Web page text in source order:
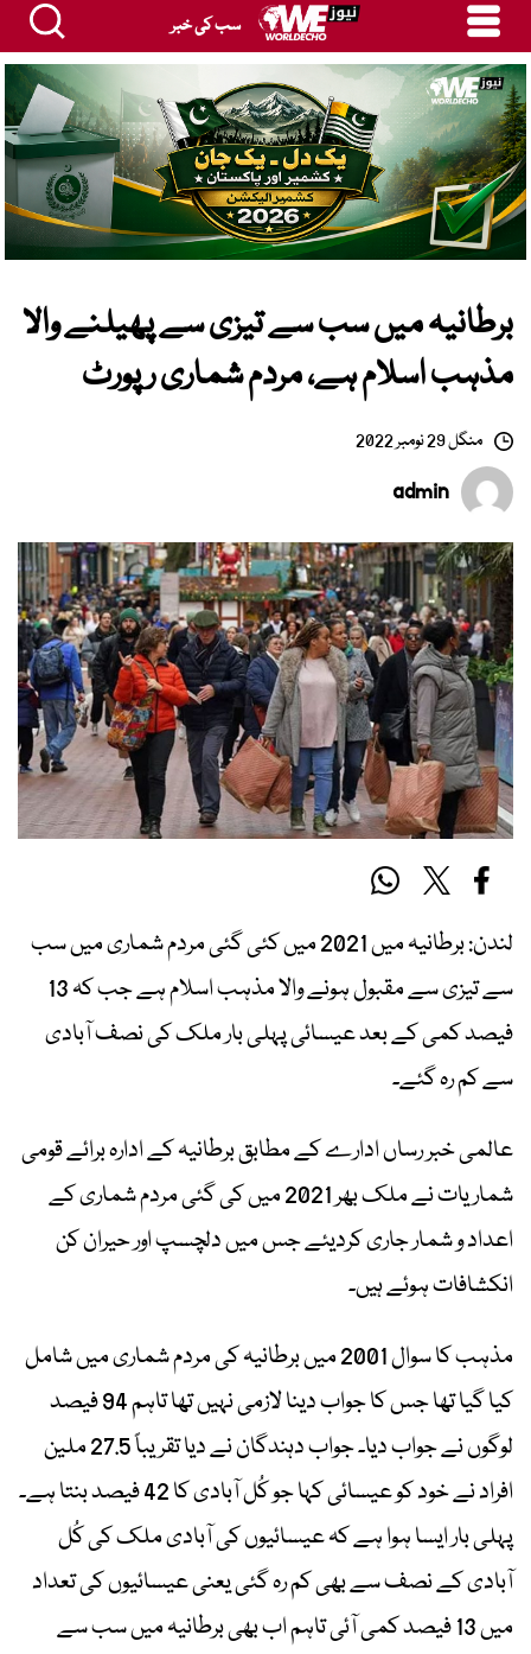
سب کی خبر
برطانیہ میں سب سے تیزی سے پھیلنے والا
مذہب اسلام ہے، مردم شماری رپورٹ
منگل 29 نومبر 2022
admin
لندن: برطانیہ میں 2021 میں کئی گئی مردم شماری میں سب
سے تیزی سے مقبول ہونے والا مذہب اسلام ہے جب کہ 13
فیصد کمی کے بعد عیسائی پہلی بار ملک کی نصف آبادی
سے کم رہ گئے۔
عالمی خبر رساں ادارے کے مطابق برطانیہ کے ادارہ برائے قومی
شماریات نے ملک بھر 2021 میں کی گئی مردم شماری کے
اعداد و شمار جاری کردیئے جس میں دلچسپ اور حیران کن
انکشافات ہوئے ہیں۔
مذہب کا سوال 2001 میں برطانیہ کی مردم شماری میں شامل
کیا گیا تھا جس کا جواب دینا لازمی نہیں تھا تاہم 94 فیصد
لوگوں نے جواب دیا۔ جواب دہندگان نے دیا تقریباً 27.5 ملین
افراد نے خود کو عیسائی کہا جو کُل آبادی کا 42 فیصد بنتا ہے۔
پہلی بار ایسا ہوا ہے کہ عیسائیوں کی آبادی ملک کی کُل
آبادی کے نصف سے بھی کم رہ گئی یعنی عیسائیوں کی تعداد
میں 13 فیصد کمی آئی تاہم اب بھی برطانیہ میں سب سے